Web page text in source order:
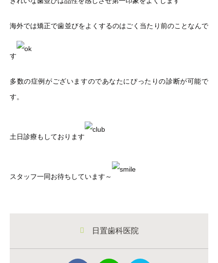
海外では矯正で歯並びをよくするのはごく当たり前のことなんで
す
多数の症例がございますのであなたにぴったりの診断が可能で
す。
土日診療もしております
スタッフ一同お待ちしています～
日置歯科医院